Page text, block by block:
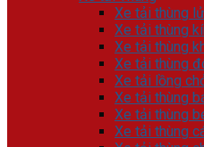
Xe tải thùng
Xe tải thùng
Xe tải thùng
Xe tải thùng
Xe tải lồng
Xe tải thùng
Xe tải thùng
Xe tải thùng